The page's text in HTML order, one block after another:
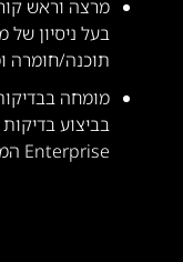
תוכנה/חומרה ומתוכם 6 שנים
מומחה
Enterprise המובילות בתעשייה.